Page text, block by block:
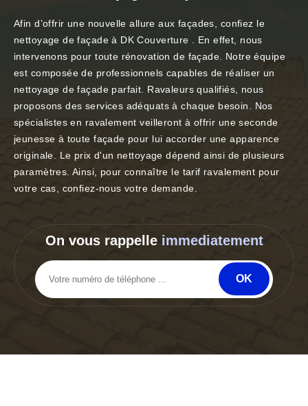
Afin d’offrir une nouvelle allure aux façades, confiez le
nettoyage de façade à DK Couverture . En effet, nous
intervenons pour toute rénovation de façade. Notre équipe
est composée de professionnels capables de réaliser un
nettoyage de façade parfait. Ravaleurs qualifiés, nous
proposons des services adéquats à chaque besoin. Nos
spécialistes en ravalement veilleront à offrir une seconde
jeunesse à toute façade pour lui accorder une apparence
originale. Le prix d'un nettoyage dépend ainsi de plusieurs
paramètres. Ainsi, pour connaître le tarif ravalement pour
votre cas, confiez-nous votre demande.
On vous rappelle immediatement